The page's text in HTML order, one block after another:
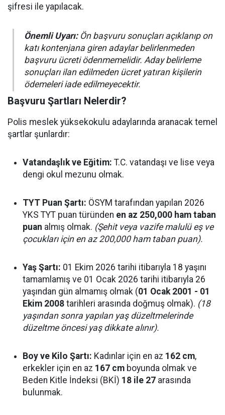
şifresi ile yapılacak.
Önemli Uyarı:Ön başvuru sonuçları açıklanıp on
katı kontenjana giren adaylar belirlenmeden
başvuru ücreti ödenmemelidir. Aday belirleme
sonuçları ilan edilmeden ücret yatıran kişilerin
ödemeleri iade edilmeyecektir.
Başvuru Şartları Nelerdir?
Polis meslek yüksekokulu adaylarında aranacak temel
şartlar şunlardır:
Vatandaşlık ve Eğitim: T.C. vatandaşı ve lise veya
dengi okul mezunu olmak.
TYT Puan Şartı: ÖSYM tarafından yapılan 2026
YKS TYT puan türünden en az 250,000 ham taban
puan almış olmak. (Şehit veya vazife malulü eş ve
çocukları için en az 200,000 ham taban puan).
Yaş Şartı: 01 Ekim 2026 tarihi itibarıyla 18 yaşını
tamamlamış ve 01 Ocak 2026 tarihi itibarıyla 26
yaşından gün almamış olmak (01 Ocak 2001 - 01
Ekim 2008 tarihleri arasında doğmuş olmak). (18
yaşından sonra yapılan yaş düzeltmelerinde
düzeltme öncesi yaş dikkate alınır).
Boy ve Kilo Şartı: Kadınlar için en az 162 cm,
erkekler için en az 167 cm boyunda olmak ve
Beden Kitle İndeksi (BKİ) 18 ile 27 arasında
bulunmak.